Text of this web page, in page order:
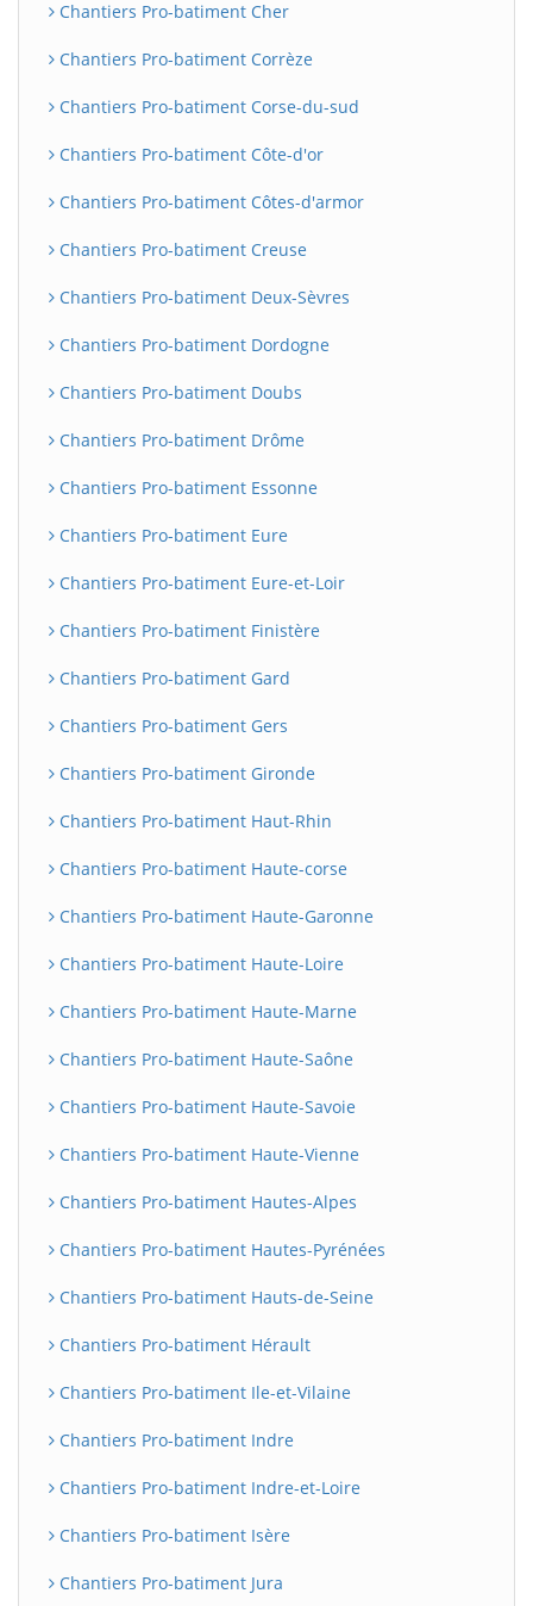
Chantiers Pro-batiment Cher
Chantiers Pro-batiment Corrèze
Chantiers Pro-batiment Corse-du-sud
Chantiers Pro-batiment Côte-d'or
Chantiers Pro-batiment Côtes-d'armor
Chantiers Pro-batiment Creuse
Chantiers Pro-batiment Deux-Sèvres
Chantiers Pro-batiment Dordogne
Chantiers Pro-batiment Doubs
Chantiers Pro-batiment Drôme
Chantiers Pro-batiment Essonne
Chantiers Pro-batiment Eure
Chantiers Pro-batiment Eure-et-Loir
Chantiers Pro-batiment Finistère
Chantiers Pro-batiment Gard
Chantiers Pro-batiment Gers
Chantiers Pro-batiment Gironde
Chantiers Pro-batiment Haut-Rhin
Chantiers Pro-batiment Haute-corse
Chantiers Pro-batiment Haute-Garonne
Chantiers Pro-batiment Haute-Loire
Chantiers Pro-batiment Haute-Marne
Chantiers Pro-batiment Haute-Saône
Chantiers Pro-batiment Haute-Savoie
Chantiers Pro-batiment Haute-Vienne
Chantiers Pro-batiment Hautes-Alpes
Chantiers Pro-batiment Hautes-Pyrénées
Chantiers Pro-batiment Hauts-de-Seine
Chantiers Pro-batiment Hérault
Chantiers Pro-batiment Ile-et-Vilaine
Chantiers Pro-batiment Indre
Chantiers Pro-batiment Indre-et-Loire
Chantiers Pro-batiment Isère
Chantiers Pro-batiment Jura